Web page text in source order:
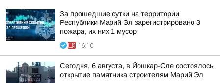
За прошедшие сутки на территории
Республики Марий Эл зарегистрировано 3
пожара, их них 1 мусор
16:10
Сегодня, 6 августа, в Йошкар-Оле состоялось
открытие памятника строителям Марий Эл